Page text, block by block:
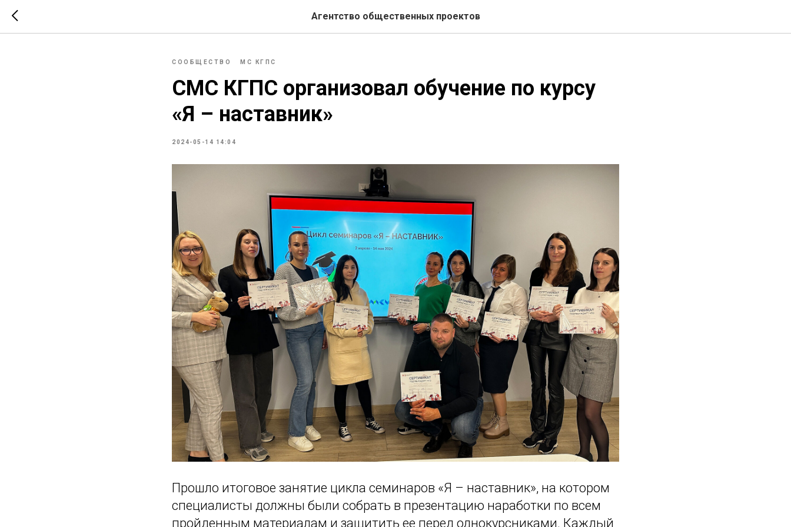
Агентство общественных проектов
СООБЩЕСТВО МС КГПС
СМС КГПС организовал обучение по курсу
«Я – наставник»
2024-05-14 14:04
Прошло итоговое занятие цикла семинаров «Я – наставник», на котором
специалисты должны были собрать в презентацию наработки по всем
пройденным материалам и защитить ее перед однокурсниками. Каждый